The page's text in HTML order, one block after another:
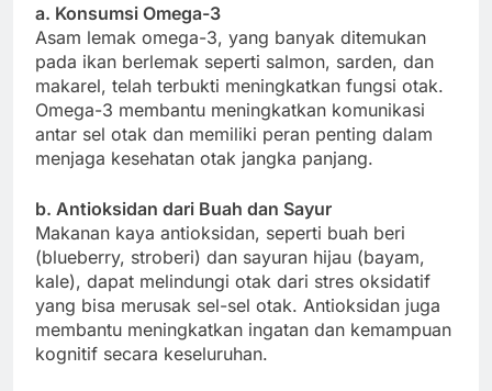
a. Konsumsi Omega-3
Asam lemak omega-3, yang banyak ditemukan
pada ikan berlemak seperti salmon, sarden, dan
makarel, telah terbukti meningkatkan fungsi otak.
Omega-3 membantu meningkatkan komunikasi
antar sel otak dan memiliki peran penting dalam
menjaga kesehatan otak jangka panjang.
b. Antioksidan dari Buah dan Sayur
Makanan kaya antioksidan, seperti buah beri
(blueberry, stroberi) dan sayuran hijau (bayam,
kale), dapat melindungi otak dari stres oksidatif
yang bisa merusak sel-sel otak. Antioksidan juga
membantu meningkatkan ingatan dan kemampuan
kognitif secara keseluruhan.